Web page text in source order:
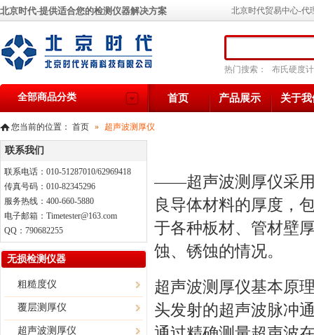
全部商品分类
北京时代-提供适合您的检测仪器解决方案
热门搜索： 布氏硬度计
首页 产品展示 关于我
北京时代贸易中心-代
您当前的位置： 首页 » 超声波测厚仪
——超声波测厚仪采用
良导体材料的厚度，
于各种板材、管材壁
蚀、锈蚀的情况。
超声波测厚仪基本原
头发射的超声波脉冲
联系我们
联系电话：010-51287010/62969418
传真号码：010-82345296
服务热线：400-660-5880
电子邮箱：Timetester@163.com
QQ：790682255
无损检测仪器
粗糙度仪
覆层测厚仪
超声波测厚仪